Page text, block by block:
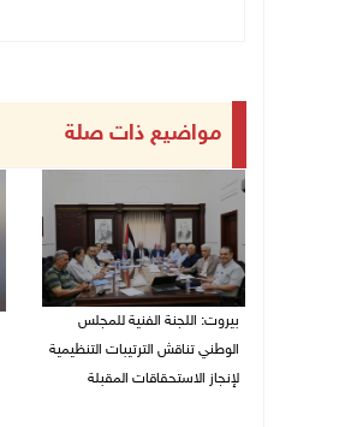
مواضيع ذات صلة
بيروت: اللجنة الفنية للمجلس
الوطني تناقش الترتيبات التنظيمية
لإنجاز الاستحقاقات المقبلة